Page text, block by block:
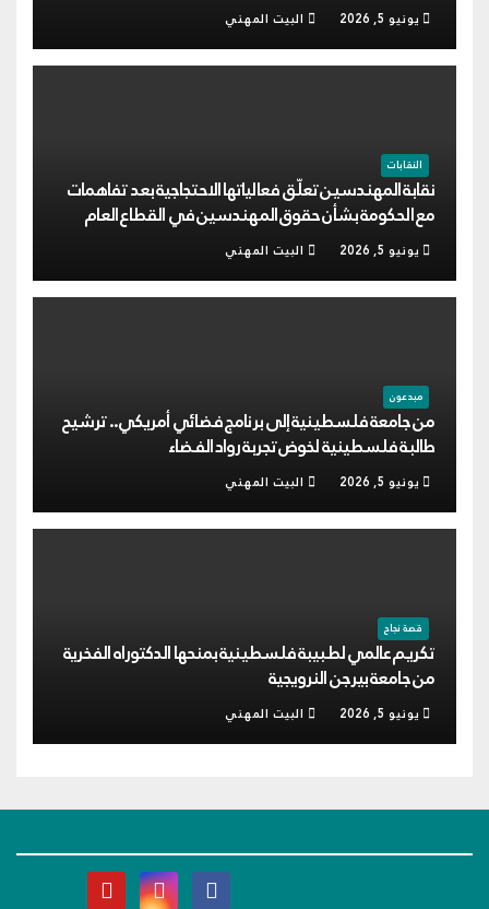
يونيو 5, 2026 البيت المهني
النقابات
نقابة المهندسين تعلّق فعالياتها الاحتجاجية بعد تفاهمات
مع الحكومة بشأن حقوق المهندسين في القطاع العام
يونيو 5, 2026 البيت المهني
مبدعون
من جامعة فلسطينية إلى برنامج فضائي أمريكي.. ترشيح
طالبة فلسطينية لخوض تجربة رواد الفضاء
يونيو 5, 2026 البيت المهني
قصة نجاح
تكريم عالمي لطبيبة فلسطينية بمنحها الدكتوراه الفخرية
من جامعة بيرجن النرويجية
يونيو 5, 2026 البيت المهني